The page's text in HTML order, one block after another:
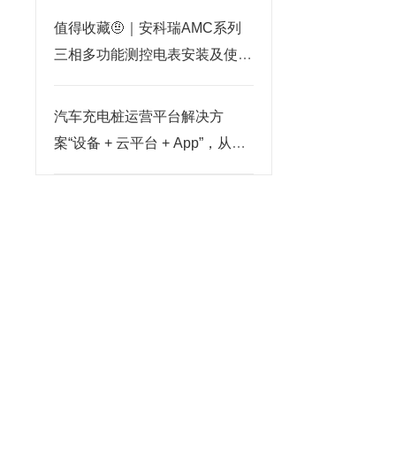
值得收藏🤨｜安科瑞AMC系列
三相多功能测控电表安装及使用
汽车充电桩运营平台解决方
案“设备 + 云平台 + App”，从采